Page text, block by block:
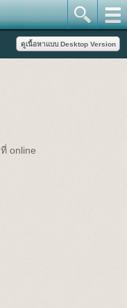
online